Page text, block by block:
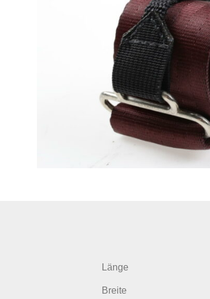
Länge
Breite